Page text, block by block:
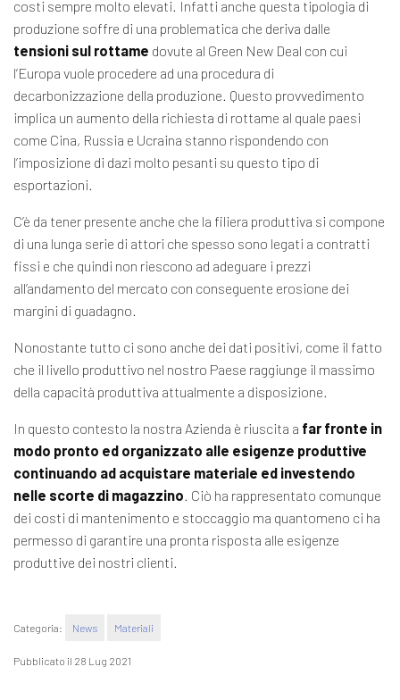
costi sempre molto elevati. Infatti anche questa tipologia di
produzione soffre di una problematica che deriva dalle
tensioni sul rottame dovute al Green New Deal con cui
l’Europa vuole procedere ad una procedura di
decarbonizzazione della produzione. Questo provvedimento
implica un aumento della richiesta di rottame al quale paesi
come Cina, Russia e Ucraina stanno rispondendo con
l’imposizione di dazi molto pesanti su questo tipo di
esportazioni.
C’è da tener presente anche che la filiera produttiva si compone
di una lunga serie di attori che spesso sono legati a contratti
fissi e che quindi non riescono ad adeguare i prezzi
all’andamento del mercato con conseguente erosione dei
margini di guadagno.
Nonostante tutto ci sono anche dei dati positivi, come il fatto
che il livello produttivo nel nostro Paese raggiunge il massimo
della capacità produttiva attualmente a disposizione.
In questo contesto la nostra Azienda è riuscita a far fronte in
modo pronto ed organizzato alle esigenze produttive
continuando ad acquistare materiale ed investendo
nelle scorte di magazzino. Ciò ha rappresentato comunque
dei costi di mantenimento e stoccaggio ma quantomeno ci ha
permesso di garantire una pronta risposta alle esigenze
produttive dei nostri clienti.
Categoria: News Materiali
Pubblicato il 28 Lug 2021